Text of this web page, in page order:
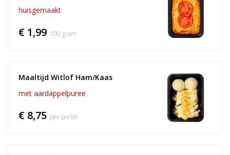
huisgemaakt
€ 1,99 100 gram
Maaltijd Witlof Ham/Kaas
met aardappelpuree
€ 8,75 per portie